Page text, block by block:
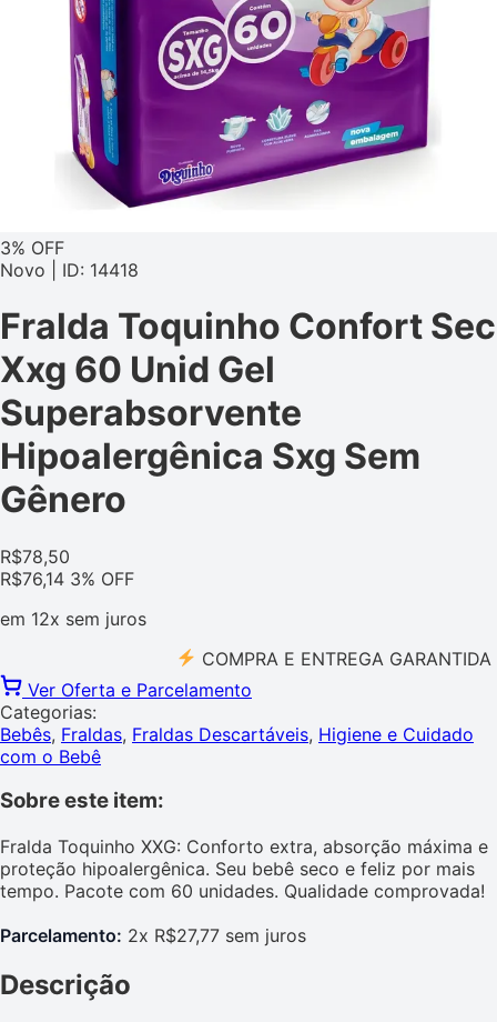
3% OFF
Novo | ID: 14418
Fralda Toquinho Confort Sec
Xxg 60 Unid Gel
Superabsorvente
Hipoalergênica Sxg Sem
Gênero
R$78,50
R$76,14 3% OFF
em 12x sem juros
COMPRA E ENTREGA GARANTIDA PELO
Ver Oferta e Parcelamento
Categorias:
Bebês, Fraldas, Fraldas Descartáveis, Higiene e Cuidado
com o Bebê
Sobre este item:
Fralda Toquinho XXG: Conforto extra, absorção máxima e
proteção hipoalergênica. Seu bebê seco e feliz por mais
tempo. Pacote com 60 unidades. Qualidade comprovada!
Parcelamento: 2x R$27,77 sem juros
Descrição